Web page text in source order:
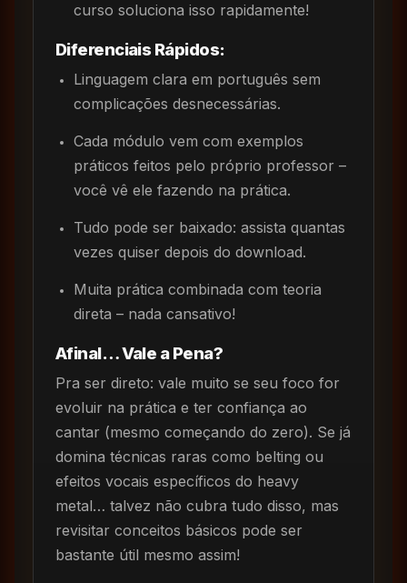
curso soluciona isso rapidamente!
Diferenciais Rápidos:
Linguagem clara em português sem
complicações desnecessárias.
Cada módulo vem com exemplos
práticos feitos pelo próprio professor –
você vê ele fazendo na prática.
Tudo pode ser baixado: assista quantas
vezes quiser depois do download.
Muita prática combinada com teoria
direta – nada cansativo!
Afinal… Vale a Pena?
Pra ser direto: vale muito se seu foco for
evoluir na prática e ter confiança ao
cantar (mesmo começando do zero). Se já
domina técnicas raras como belting ou
efeitos vocais específicos do heavy
metal… talvez não cubra tudo disso, mas
revisitar conceitos básicos pode ser
bastante útil mesmo assim!